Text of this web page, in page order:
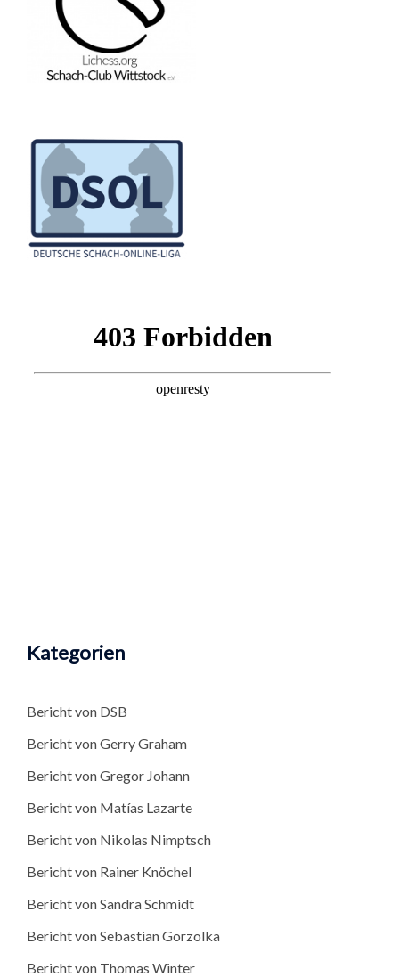
Kategorien
Bericht von DSB
Bericht von Gerry Graham
Bericht von Gregor Johann
Bericht von Matías Lazarte
Bericht von Nikolas Nimptsch
Bericht von Rainer Knöchel
Bericht von Sandra Schmidt
Bericht von Sebastian Gorzolka
Bericht von Thomas Winter